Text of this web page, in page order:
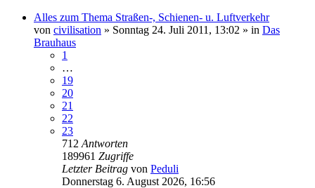
Alles zum Thema Straßen-, Schienen- u. Luftverkehr
von civilisation » Sonntag 24. Juli 2011, 13:02 » in Das
Brauhaus
1
…
19
20
21
22
23
712 Antworten
189961 Zugriffe
Letzter Beitrag von Peduli
Donnerstag 6. August 2026, 16:56